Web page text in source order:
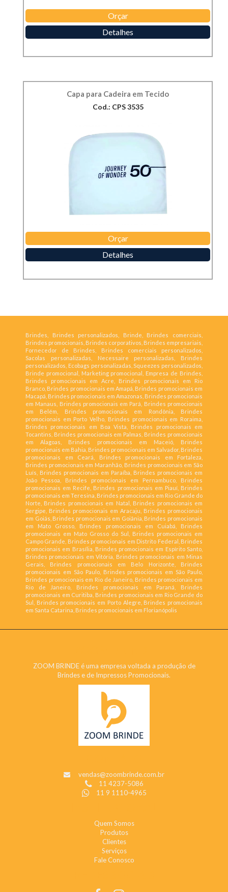
Orçar
Detalhes
Capa para Cadeira em Tecido
Cod.: CPS 3535
Orçar
Detalhes
Brindes, Brindes personalizados, Brinde, Brindes comerciais,
Brindes promocionais, Brindes corporativos, Brindes empresariais,
Fornecedor de Brindes, Brindes comerciais personalizados,
Sacolas personalizadas, Necessaire personalizadas, Brindes
personalizados, Ecobags personalizadas, Squeezes personalizados,
Brinde promocional, Marketing promocional, Empresa de Brindes,
Brindes promocionais em Acre, Brindes promocionais em Rio
Branco, Brindes promocionais em Amapá, Brindes promocionais em
Macapá, Brindes promocionais em Amazonas, Brindes promocionais
em Manaus, Brindes promocionais em Pará, Brindes promocionais
em Belém, Brindes promocionais em Rondônia, Brindes
promocionais em Porto Velho, Brindes promocionais em Roraima,
Brindes promocionais em Boa Vista, Brindes promocionais em
Tocantins, Brindes promocionais em Palmas, Brindes promocionais
em Alagoas, Brindes promocionais em Maceió, Brindes
promocionais em Bahia, Brindes promocionais em Salvador, Brindes
promocionais em Ceará, Brindes promocionais em Fortaleza,
Brindes promocionais em Maranhão, Brindes promocionais em São
Luís, Brindes promocionais em Paraíba, Brindes promocionais em
João Pessoa, Brindes promocionais em Pernambuco, Brindes
promocionais em Recife, Brindes promocionais em Piauí, Brindes
promocionais em Teresina, Brindes promocionais em Rio Grande do
Norte, Brindes promocionais em Natal, Brindes promocionais em
Sergipe, Brindes promocionais em Aracaju, Brindes promocionais
em Goiás, Brindes promocionais em Goiânia, Brindes promocionais
em Mato Grosso, Brindes promocionais em Cuiabá, Brindes
promocionais em Mato Grosso do Sul, Brindes promocionais em
Campo Grande, Brindes promocionais em Distrito Federal, Brindes
promocionais em Brasília, Brindes promocionais em Espírito Santo,
Brindes promocionais em Vitória, Brindes promocionais em Minas
Gerais, Brindes promocionais em Belo Horizonte, Brindes
promocionais em São Paulo, Brindes promocionais em São Paulo,
Brindes promocionais em Rio de Janeiro, Brindes promocionais em
Rio de Janeiro, Brindes promocionais em Paraná, Brindes
promocionais em Curitiba, Brindes promocionais em Rio Grande do
Sul, Brindes promocionais em Porto Alegre, Brindes promocionais
em Santa Catarina, Brindes promocionais em Florianópolis
ZOOM BRINDE é uma empresa voltada a produção de
Brindes e de Impressos Promocionais.
vendas@zoombrinde.com.br
11 4237-5086
11 9 1110-4965
Quem Somos
Produtos
Clientes
Serviços
Fale Conosco